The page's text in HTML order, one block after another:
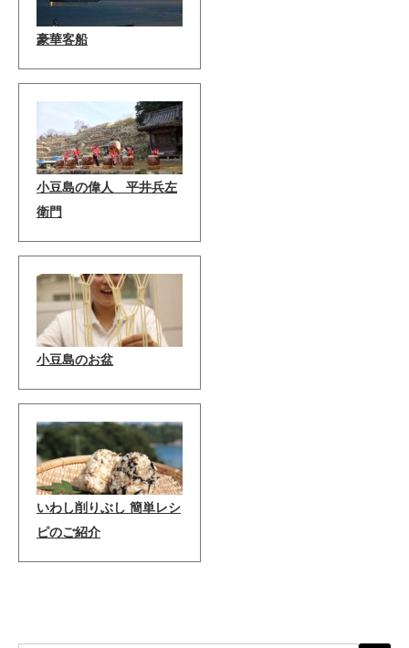
豪華客船
小豆島の偉人 平井兵左
衛門
小豆島のお盆
いわし削りぶし 簡単レシ
ピのご紹介